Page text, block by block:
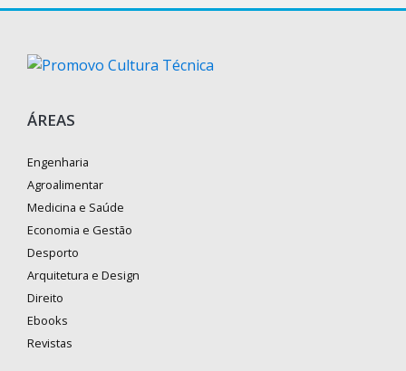
ÁREAS
Engenharia
Agroalimentar
Medicina e Saúde
Economia e Gestão
Desporto
Arquitetura e Design
Direito
Ebooks
Revistas